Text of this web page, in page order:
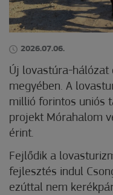
2026.07.06.
Új lovastúra-hálózat
megyében. A
millió forintos uniós
projekt Mórahalom
érint.
Fejlődik a
fejlesztés indul
ezúttal nem